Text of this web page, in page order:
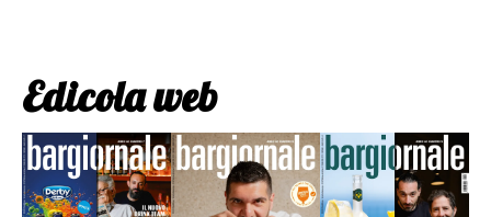
Edicola web